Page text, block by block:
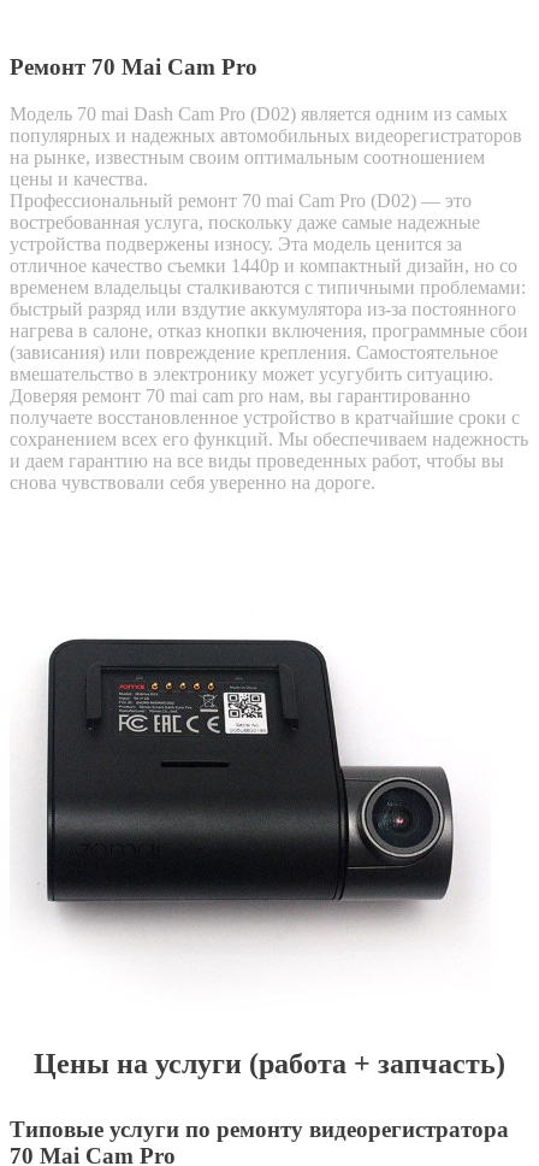
Ремонт 70 Мai Cam Pro
Модель 70 mai Dash Cam Pro (D02) является одним из самых
популярных и надежных автомобильных видеорегистраторов
на рынке, известным своим оптимальным соотношением
цены и качества.
Профессиональный ремонт 70 mai Cam Pro (D02) — это
востребованная услуга, поскольку даже самые надежные
устройства подвержены износу. Эта модель ценится за
отличное качество съемки 1440p и компактный дизайн, но со
временем владельцы сталкиваются с типичными проблемами:
быстрый разряд или вздутие аккумулятора из-за постоянного
нагрева в салоне, отказ кнопки включения, программные сбои
(зависания) или повреждение крепления. Самостоятельное
вмешательство в электронику может усугубить ситуацию.
Доверяя ремонт 70 mai cam pro нам, вы гарантированно
получаете восстановленное устройство в кратчайшие сроки с
сохранением всех его функций. Мы обеспечиваем надежность
и даем гарантию на все виды проведенных работ, чтобы вы
снова чувствовали себя уверенно на дороге.
Цены на услуги (работа + запчасть)
Типовые услуги по ремонту видеорегистратора
70 Mai Cam Pro